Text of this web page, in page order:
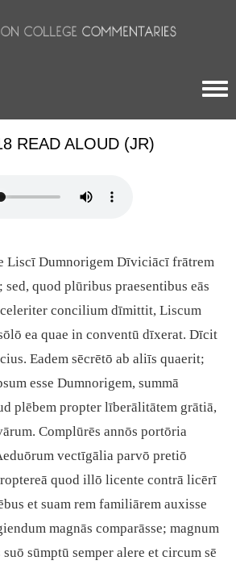
READ ALOUD (JR)
Liscī Dumnorigem Dīviciācī frātrem
quod plūribus praesentibus eās
concilium dīmittit, Liscum
ea quae in conventū dīxerat. Dīcit
Eadem sēcrētō ab aliīs quaerit;
esse Dumnorigem, summā
plēbem propter līberālitātem grātiā,
Complūrēs annōs portōria
vectīgālia parvō pretiō
quod illō licente contrā licērī
et suam rem familiārem auxisse
magnās comparāsse; magnum
sūmptū semper alere et circum sē